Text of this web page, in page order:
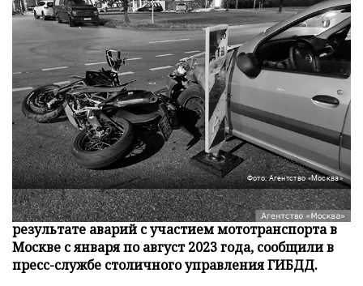
Фото: Агентство «Москва»
Более 30 человек погибли, 580 получили травмы в
результате аварий с участием мототранспорта в
Москве с января по август 2023 года, сообщили в
пресс-службе столичного управления ГИБДД.